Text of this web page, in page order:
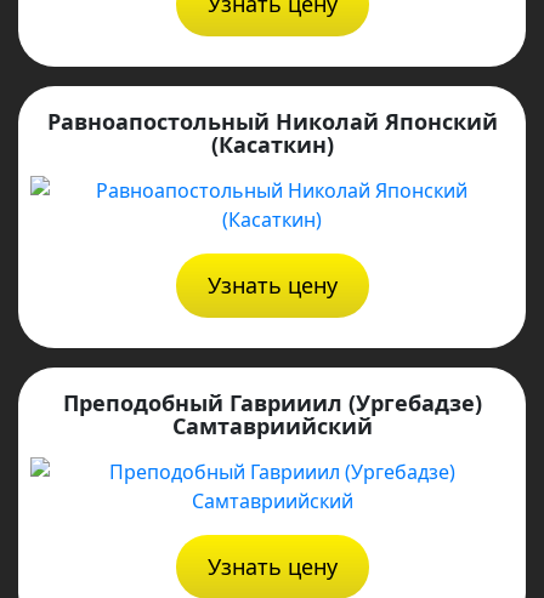
Равноапостольный Николай Японский
(Касаткин)
Узнать цену
Преподобный Гаврииил (Ургебадзе)
Самтавриийский
Узнать цену